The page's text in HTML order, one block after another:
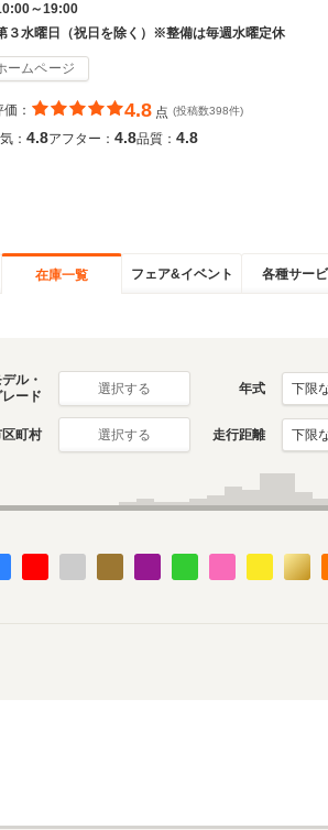
～19:00
３水曜日（祝日を除く）※整備は毎週水曜定休
ームページ
： 4.8 点 (投稿数398件)
： 4.8アフター： 4.8品質： 4.8
在庫一覧 フェア&イベント 各種サー
ル・
レード
選択する 年式
町村 選択する 走行距離